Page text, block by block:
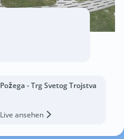
Požega - Trg Svetog Trojstva
Live ansehen